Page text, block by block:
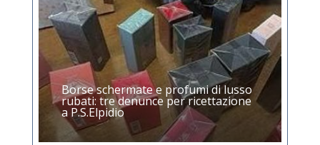
Borse schermate e profumi di lusso
rubati: tre denunce per ricettazione
a P.S.Elpidio